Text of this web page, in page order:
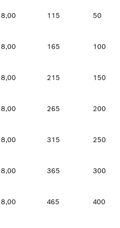
8,00 115 50
8,00 165 100
8,00 215 150
8,00 265 200
8,00 315 250
8,00 365 300
8,00 465 400